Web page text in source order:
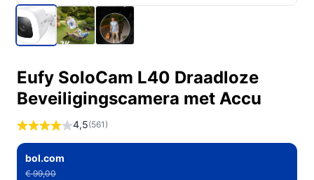
Eufy SoloCam L40 Draadloze
Beveiligingscamera met Accu
4,5(561)
bol.com
€ 99,00